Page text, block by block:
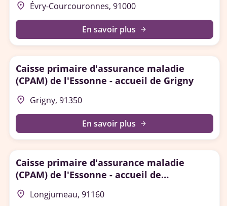
place Évry-Courcouronnes, 91000
En savoir plus arrow_forward
Caisse primaire d'assurance maladie
(CPAM) de l'Essonne - accueil de Grigny
place Grigny, 91350
En savoir plus arrow_forward
Caisse primaire d'assurance maladie
(CPAM) de l'Essonne - accueil de
Longjumeau
place Longjumeau, 91160